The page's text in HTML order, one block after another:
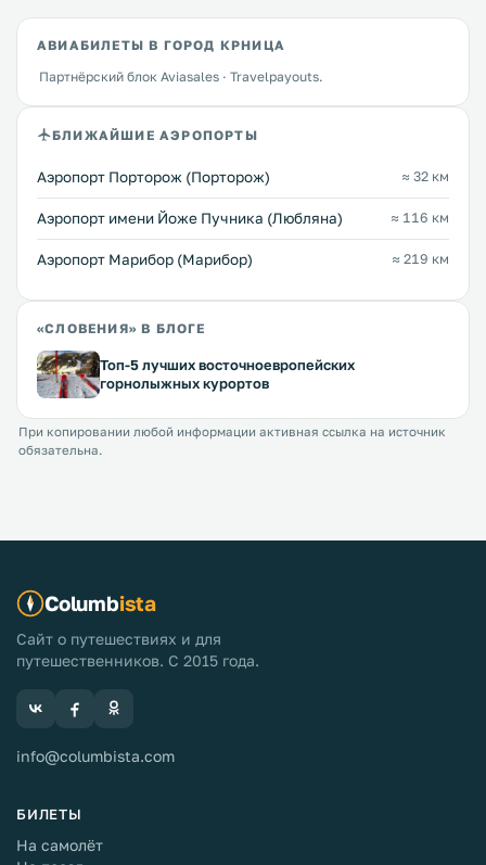
АВИАБИЛЕТЫ В ГОРОД КРНИЦА
Партнёрский блок Aviasales · Travelpayouts.
БЛИЖАЙШИЕ АЭРОПОРТЫ
Аэропорт Порторож (Порторож) ≈ 32 км
Аэропорт имени Йоже Пучника (Любляна) ≈ 116 км
Аэропорт Марибор (Марибор) ≈ 219 км
«СЛОВЕНИЯ» В БЛОГЕ
Топ-5 лучших восточноевропейских
горнолыжных курортов
При копировании любой информации активная ссылка на источник
обязательна.
Columbista
Сайт о путешествиях и для
путешественников. С 2015 года.
info@columbista.com
БИЛЕТЫ
На самолёт